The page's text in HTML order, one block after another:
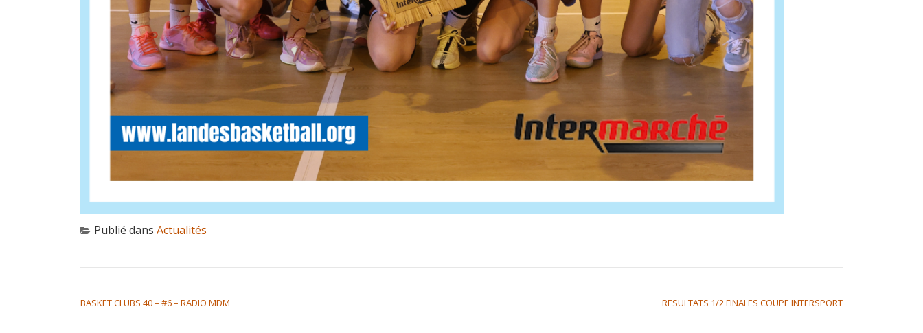
Publié dans Actualités
BASKET CLUBS 40 – #6 – RADIO MDM RESULTATS 1/2 FINALES COUPE INTERSPORT